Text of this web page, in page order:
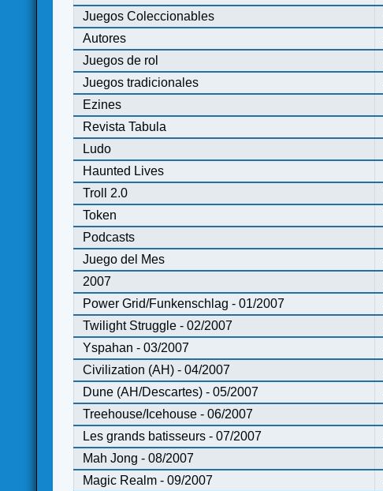
Juegos Coleccionables
Autores
Juegos de rol
Juegos tradicionales
Ezines
Revista Tabula
Ludo
Haunted Lives
Troll 2.0
Token
Podcasts
Juego del Mes
2007
Power Grid/Funkenschlag - 01/2007
Twilight Struggle - 02/2007
Yspahan - 03/2007
Civilization (AH) - 04/2007
Dune (AH/Descartes) - 05/2007
Treehouse/Icehouse - 06/2007
Les grands batisseurs - 07/2007
Mah Jong - 08/2007
Magic Realm - 09/2007